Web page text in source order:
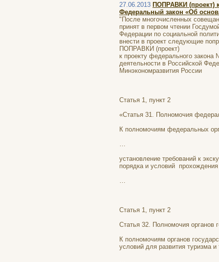
27.06.2013 ПОПРАВКИ (проект)
Федеральный закон «Об
"После многочисленных
принят в первом чтении
Федерации по социальной
внести в проект следующие
ПОПРАВКИ (проект)
к проекту федерального
деятельности в Российской
Минэкономразвития России
Статья 1, пункт 2
«Статья 31. Полномочия
К полномочиям федеральных
установление требований к
порядка и условий
Статья 1, пункт 2
Статья 32. Полномочия органов
К полномочиям органов
условий для развития туризма и